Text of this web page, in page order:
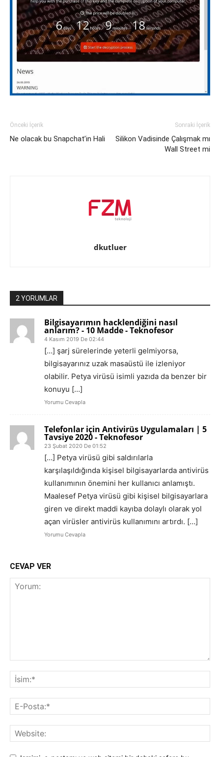
Önceki İçerik
Ne olacak bu Snapchat’in Hali
Sonraki İçerik
Silikon Vadisinde Çalışmak mı
Wall Street mi
dkutluer
2 YORUMLAR
Bilgisayarımın hacklendiğini nasıl
anlarım? - 10 Madde - Teknofesor
4 Kasım 2019 De 02:44
[…] şarj sürelerinde yeterli gelmiyorsa,
bilgisayarınız uzak masaüstü ile izleniyor
olabilir. Petya virüsü isimli yazıda da benzer bir
konuyu […]
Yorumu Cevapla
Telefonlar için Antivirüs Uygulamaları | 5
Tavsiye 2020 - Teknofesor
23 Şubat 2020 De 01:52
[…] Petya virüsü gibi saldırılarla
karşılaşıldığında kişisel bilgisayarlarda antivirüs
kullanımının önemini her kullanıcı anlamıştı.
Maalesef Petya virüsü gibi kişisel bilgisayarlara
giren ve direkt maddi kayıba dolaylı olarak yol
açan virüsler antivirüs kullanımını artırdı. […]
Yorumu Cevapla
CEVAP VER